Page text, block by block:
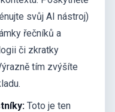
svůj AI nástroj)
řečníků a
či zkratky
tím zvýšíte
Toto je ten